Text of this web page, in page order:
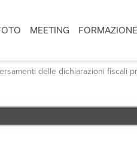
MEETING FORMAZIONE
delle dichiarazioni fiscali